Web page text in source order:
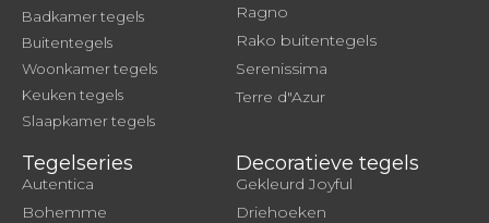
Badkamer tegels
Buitentegels
Woonkamer tegels
Keuken tegels
Slaapkamer tegels
Ragno
Rako buitentegels
Serenissima
Terre d"Azur
Tegelseries
Autentica
Bohemme
Decoratieve tegels
Gekleurd Joyful
Driehoeken